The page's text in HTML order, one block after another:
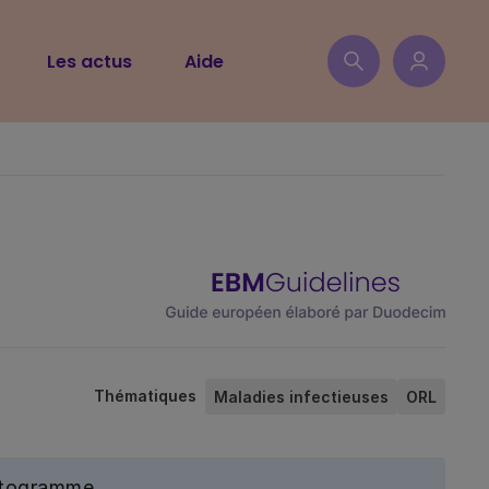
Les actus Aide
Thématiques Maladies infectieuses ORL